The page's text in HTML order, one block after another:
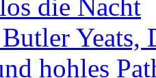
die Nacht
Yeats,
hohles